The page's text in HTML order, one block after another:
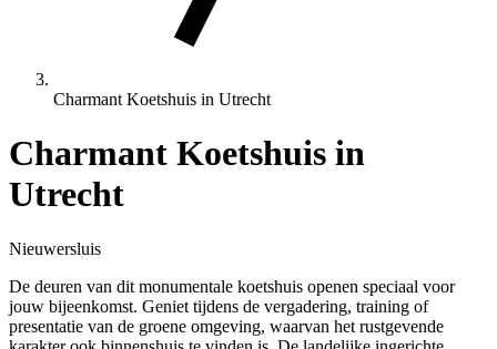
Charmant Koetshuis in Utrecht
Charmant Koetshuis in
Utrecht
Nieuwersluis
De deuren van dit monumentale koetshuis openen speciaal voor
jouw bijeenkomst. Geniet tijdens de vergadering, training of
presentatie van de groene omgeving, waarvan het rustgevende